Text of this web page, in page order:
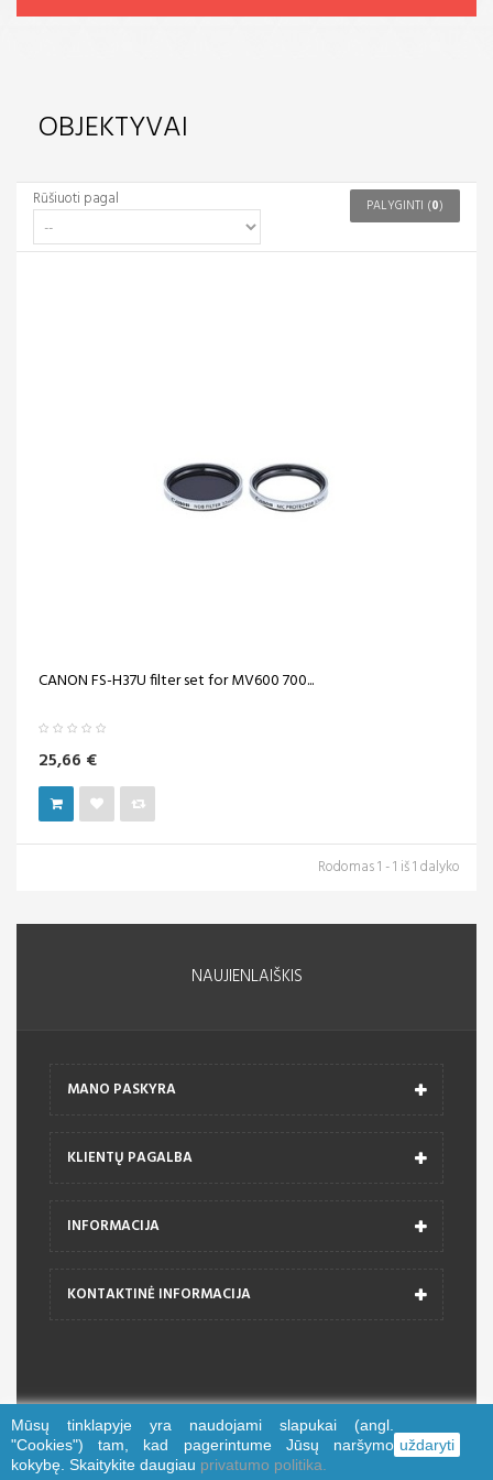
OBJEKTYVAI
Rūšiuoti pagal PALYGINTI (0)
CANON FS-H37U filter set for MV600 700...
25,66 €
Rodomas 1 - 1 iš 1 dalyko
NAUJIENLAIŠKIS
MANO PASKYRA
KLIENTŲ PAGALBA
INFORMACIJA
KONTAKTINĖ INFORMACIJA
Mūsų tinklapyje yra naudojami slapukai (angl.
"Cookies") tam, kad pagerintume Jūsų naršymo
kokybę. Skaitykite daugiau privatumo politika.
uždaryti
© 2026 trajektorija.lt